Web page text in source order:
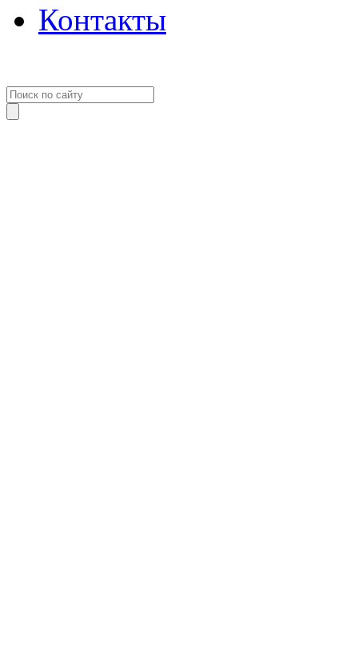
Контакты